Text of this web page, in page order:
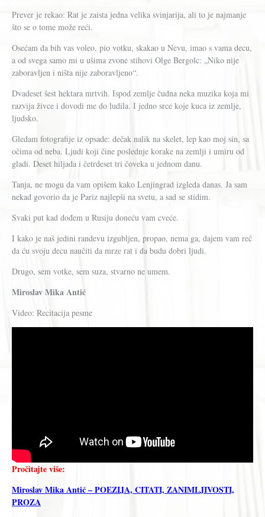
Prever je rekao: Rat je zaista jedna velika svinjarija, ali to je najmanje
što se o tome može reći.
Osećam da bih vas voleo, pio votku, skakao u Nevu, imao s vama decu,
a od svega samo mi u ušima zvone stihovi Olge Bergolc: „Niko nije
zaboravljen i ništa nije zaboravljeno“.
Dvadeset šest hektara mrtvih. Ispod zemlje čudna neka muzika koja mi
razvija živce i dovodi me do ludila. I jedno srce koje kuca iz zemlje,
ljudsko.
Gledam fotografije iz opsade: dečak nalik na skelet, lep kao moj sin, sa
očima od neba. Ljudi koji čine poslednje korake na zemlji i umiru od
gladi. Deset hiljada i četrdeset tri čoveka u jednom danu.
Tanja, ne mogu da vam opišem kako Lenjingrad izgleda danas. Ja sam
nekad govorio da je Pariz najlepši na svetu, a sad se stidim.
Svaki put kad dođem u Rusiju doneću vam cveće.
I kako je naš jedini randevu izgubljen, propao, nema ga, dajem vam reč
da ću svoju decu naučiti da mrze rat i da budu dobri ljudi.
Drugo, sem votke, sem suza, stvarno ne umem.
Miroslav Mika Antić
Video: Recitacija pesme
Pročitajte više:
Miroslav Mika Antić – POEZIJA, CITATI, ZANIMLJIVOSTI,
PROZA